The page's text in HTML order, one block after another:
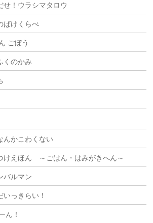
せ！ウラシマタロウ
ばけくらべ
ごぼう
くのかみ
んかこわくない
けえほん ～ごはん・はみがきへん～
バルマン
っきらい！
ん！